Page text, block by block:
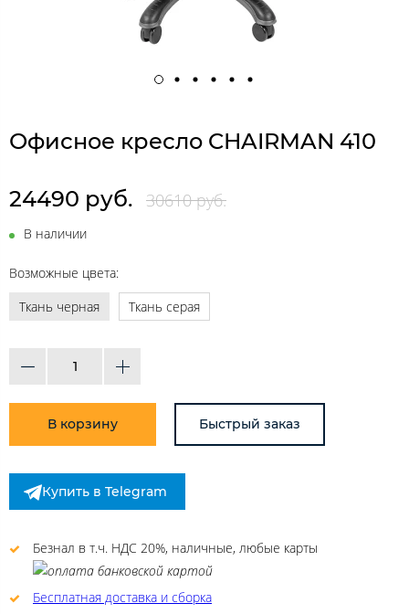
Офисное кресло CHAIRMAN 410
24490 руб. 30610 руб.
В наличии
Возможные цвета:
Ткань черная
Ткань серая
В корзину Быстрый заказ
Купить в Telegram
Безнал в т.ч. НДС 20%, наличные, любые карты
Бесплатная доставка и сборка